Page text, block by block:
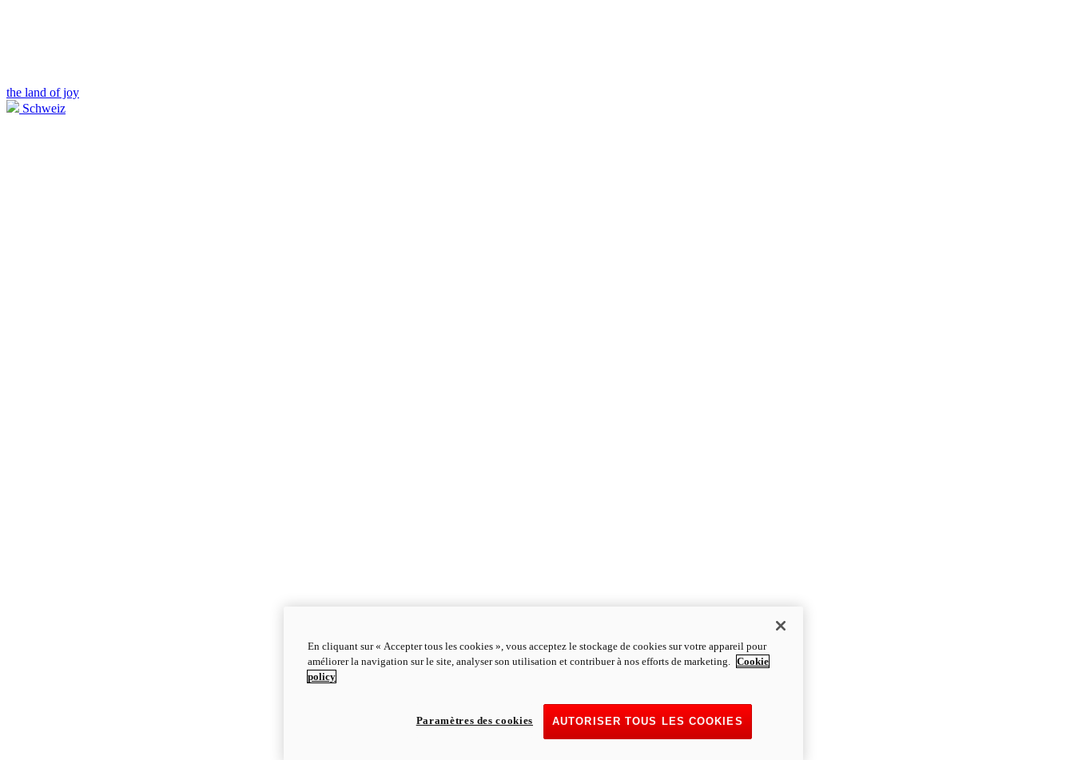
the land of joy
Schweiz
En cliquant sur « Accepter tous les cookies », vous acceptez le stockage de cookies sur votre appareil pour
améliorer la navigation sur le site, analyser son utilisation et contribuer à nos efforts de marketing. Cookie
policy
AUTORISER TOUS LES COOKIES
Paramètres des cookies